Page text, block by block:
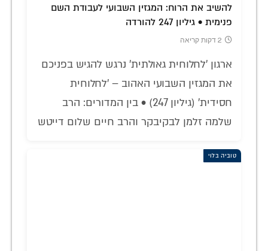
להשיב את הרוח: המגזין השבועי לעבודת השם
פנימית • גיליון 247 להורדה
2 דקות קריאה
ארגון 'לחלוחית גאולתית' נרגש להגיש בפניכם
את המגזין השבועי האהוב – 'לחלוחית
חסידית' (גיליון 247) • בין המדורים: הרב
שלמה זלמן לבקיבקר והרב חיים שלום דייטש
טוביה בלוי